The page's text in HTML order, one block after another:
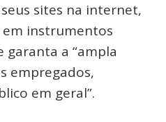
sites na internet,
em instrumentos
garanta a “ampla
empregados,
em geral”.